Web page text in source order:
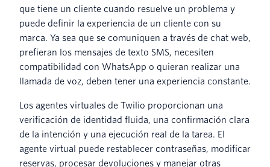
que tiene un cliente cuando resuelve un problema y
puede definir la experiencia de un cliente con su
marca. Ya sea que se comuniquen a través de chat web,
prefieran los mensajes de texto SMS, necesiten
compatibilidad con WhatsApp o quieran realizar una
llamada de voz, deben tener una experiencia constante.
Los agentes virtuales de Twilio proporcionan una
verificación de identidad fluida, una confirmación clara
de la intención y una ejecución real de la tarea. El
agente virtual puede restablecer contraseñas, modificar
reservas, procesar devoluciones y manejar otras